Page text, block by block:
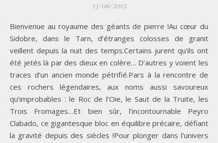
13/06/2015
Bienvenue au royaume des géants de pierre !Au cœur du
Sidobre, dans le Tarn, d’étranges colosses de granit
veillent depuis la nuit des temps.Certains jurent qu’ils ont
été jetés là par des dieux en colère… D’autres y voient les
traces d’un ancien monde pétrifié.Pars à la rencontre de
ces rochers légendaires, aux noms aussi savoureux
qu’improbables : le Roc de l’Oie, le Saut de la Truite, les
Trois Fromages…Et bien sûr, l’incontournable Peyro
Clabado, ce gigantesque bloc en équilibre précaire, défiant
la gravité depuis des siècles !Pour plonger dans l’univers